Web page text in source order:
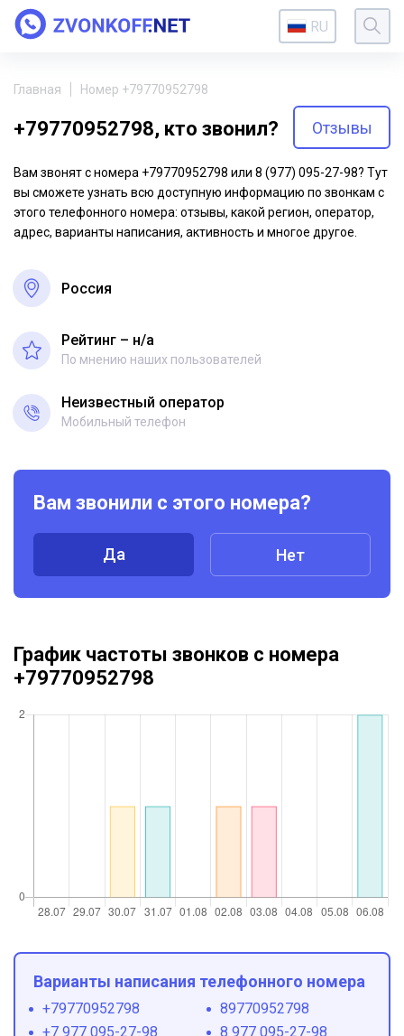
RU
Главная Номер +79770952798
+79770952798, кто звонил? Отзывы
Вам звонят с номера +79770952798 или 8 (977) 095-27-98? Тут
вы сможете узнать всю доступную информацию по звонкам с
этого телефонного номера: отзывы, какой регион, оператор,
адрес, варианты написания, активность и многое другое.
Россия
Рейтинг – н/a
По мнению наших пользователей
Неизвестный оператор
Мобильный телефон
Вам звонили с этого номера?
Да Нет
График частоты звонков с номера
+79770952798
Варианты написания телефонного номера
+79770952798
89770952798
+7 977 095-27-98
8 977 095-27-98